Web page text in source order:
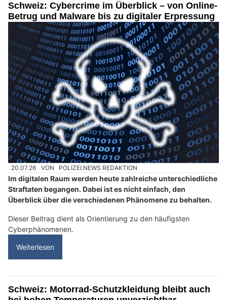
Schweiz: Cybercrime im Überblick – von Online-
Betrug und Malware bis zu digitaler Erpressung
20.07.26 VON POLIZEI.NEWS REDAKTION
Im digitalen Raum werden heute zahlreiche unterschiedliche
Straftaten begangen. Dabei ist es nicht einfach, den
Überblick über die verschiedenen Phänomene zu behalten.
Dieser Beitrag dient als Orientierung zu den häufigsten
Cyberphänomenen.
Weiterlesen
Schweiz: Motorrad-Schutzkleidung bleibt auch